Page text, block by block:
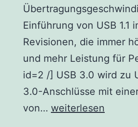
Einführung von USB 1.1
Revisionen, die immer
und mehr Leistung für
id=2 /] USB 3.0 wird zu
3.0-Anschlüsse mit
von… USB
weiterlesen